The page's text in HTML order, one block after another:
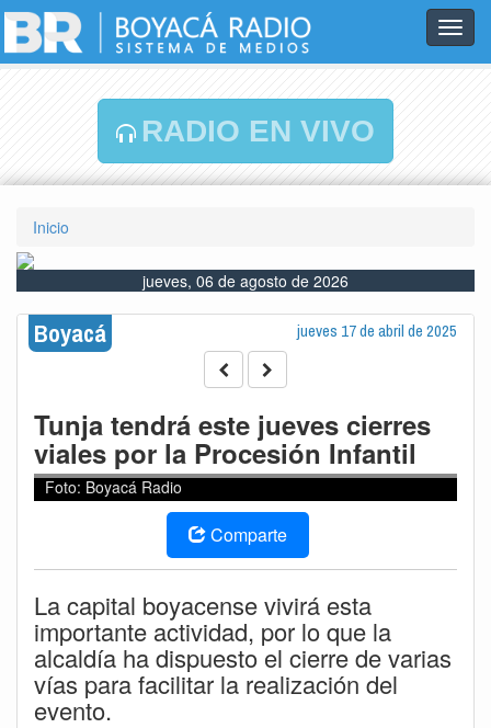
RADIO EN VIVO
Inicio
jueves, 06 de agosto de 2026
Boyacá jueves 17 de abril de 2025
Tunja tendrá este jueves cierres
viales por la Procesión Infantil
Foto: Boyacá Radio
Comparte
La capital boyacense vivirá esta
importante actividad, por lo que la
alcaldía ha dispuesto el cierre de varias
vías para facilitar la realización del
evento.